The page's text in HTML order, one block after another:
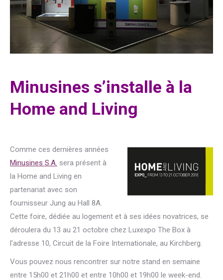
Minusines s’installe à la
Home and Living
Comme ces dernières années
Minusines S.A. sera présent à
la Home and Living en
partenariat avec son
fournisseur Jung au Hall 8A.
Cette foire, dédiée au logement et à ses idées novatrices, se
déroulera du 13 au 21 octobre chez Luxexpo The Box à
l’adresse 10, Circuit de la Foire Internationale, au Kirchberg.
Vous pouvez nous rencontrer sur notre stand en semaine
entre 15h00 et 21h00 et entre 10h00 et 19h00 le week-end.